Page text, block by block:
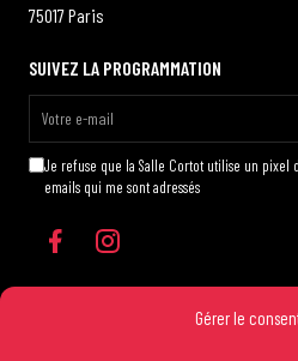
Gérer le
75017 Paris
SUIVEZ LA PROGRAMMATION
Je refuse que la Salle Cortot utilise un pixel
emails qui me sont adressés